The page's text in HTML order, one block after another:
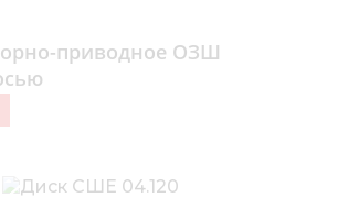
приводное ОЗШ